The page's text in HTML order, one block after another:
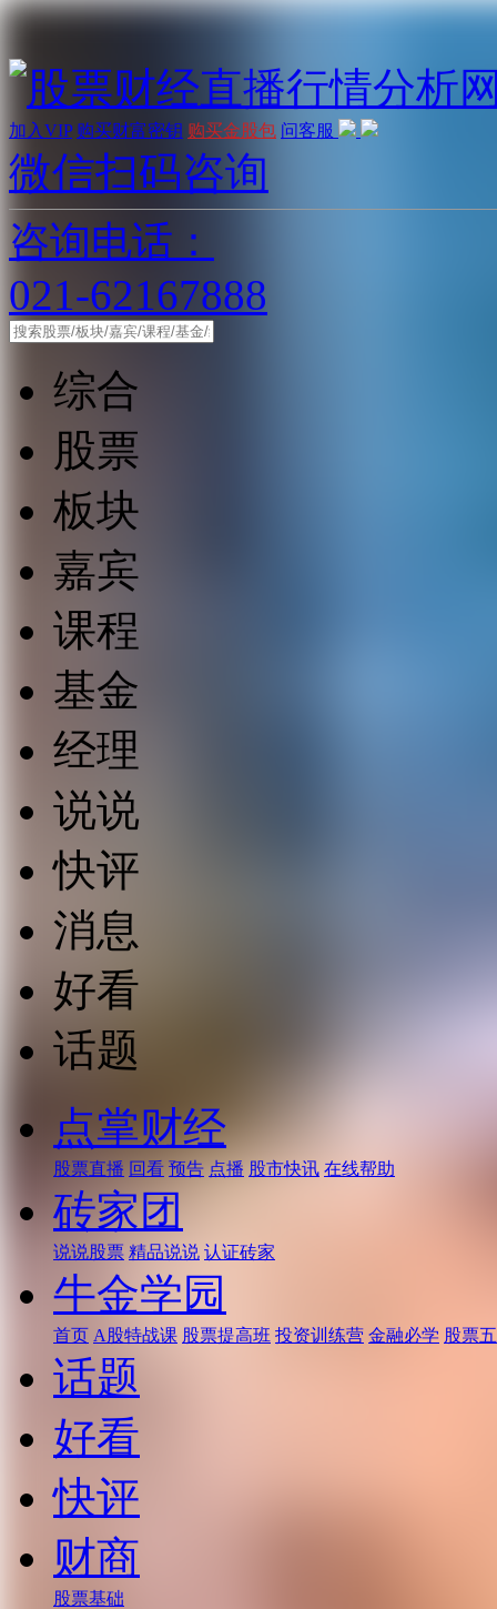
加入VIP 购买财富密钥 购买金股包 问客服
微信扫码咨询
咨询电话：
021-62167888
综合
股票
板块
嘉宾
课程
基金
经理
说说
快评
消息
好看
话题
点掌财经
股票直播 回看 预告 点播 股市快讯 在线帮助
砖家团
说说股票 精品说说 认证砖家
牛金学园
首页 A股特战课 股票提高班 投资训练营 金融必学 股票
话题
好看
快评
财商
股票基础